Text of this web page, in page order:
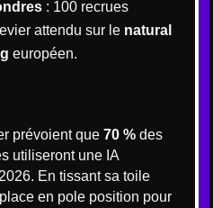
: 100 recrues
attendu sur le natural
européen.
prévoient que 70 % des
utiliseront une IA
En tissant sa toile
en pole position pour